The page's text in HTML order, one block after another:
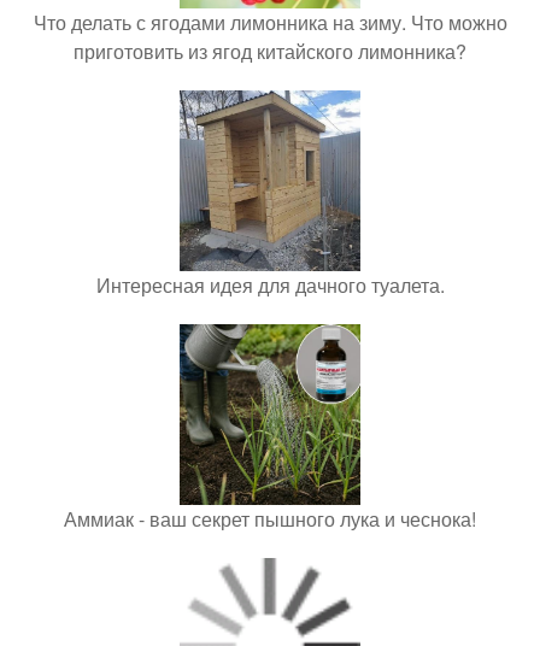
Что делать с ягодами лимонника на зиму. Что можно
приготовить из ягод китайского лимонника?
Интересная идея для дачного туалета.
Аммиак - ваш секрет пышного лука и чеснока!